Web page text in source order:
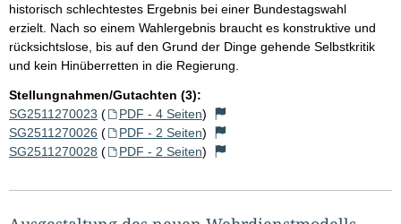
historisch schlechtestes Ergebnis bei einer Bundestagswahl
erzielt. Nach so einem Wahlergebnis braucht es konstruktive und
rücksichtslose, bis auf den Grund der Dinge gehende Selbstkritik
und kein Hinüberretten in die Regierung.
Stellungnahmen/Gutachten (3):
SG2511270023 ( PDF - 4 Seiten)
SG2511270026 ( PDF - 2 Seiten)
SG2511270028 ( PDF - 2 Seiten)